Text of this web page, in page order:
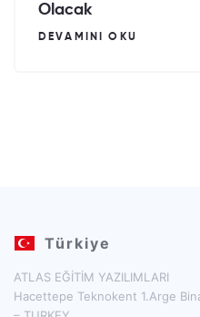
Olacak
DEVAMINI OKU
Türkiye
ATLAS EĞİTİM YAZILIMLARI
Hacettepe Teknokent 1.Arge